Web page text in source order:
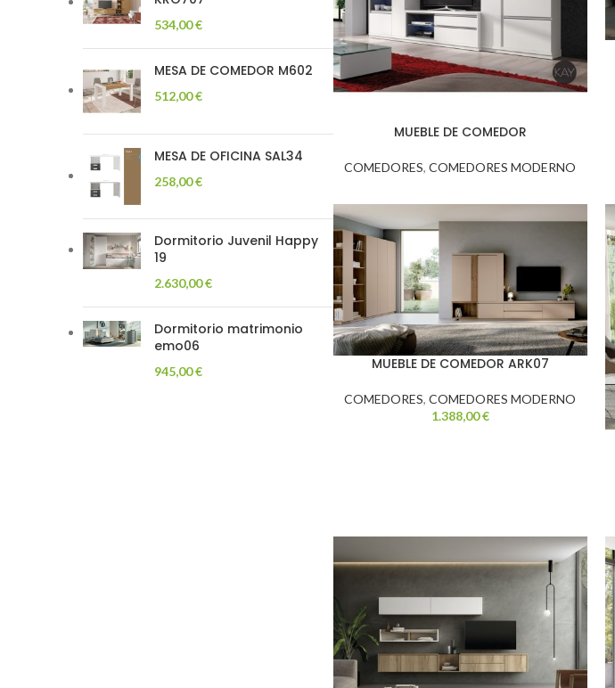
534,00€
MESA DE COMEDOR M602
512,00€
MESA DE OFICINA SAL34
258,00€
Dormitorio Juvenil Happy
19
2.630,00€
Dormitorio matrimonio
emo06
945,00€
MUEBLE DE COMEDOR
COMEDORES,COMEDORES MODERNO
MUEBLE DE COMEDOR ARK07
COMEDORES,COMEDORES MODERNO
1.388,00€